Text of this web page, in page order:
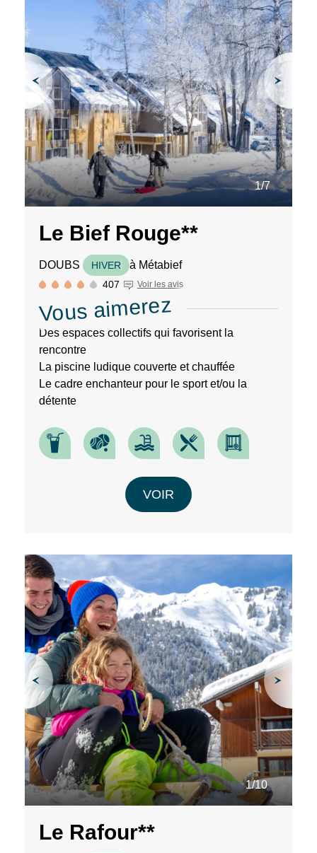
1/7
Le Bief Rouge**
DOUBS HIVER à Métabief
407 Voir les avis
Vous aimerez
Des espaces collectifs qui favorisent la
rencontre
La piscine ludique couverte et chauffée
Le cadre enchanteur pour le sport et/ou la
détente
VOIR
1/10
Le Rafour**